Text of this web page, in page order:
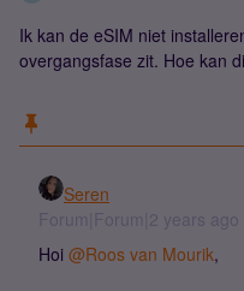
Ik kan de eSIM niet
overgangsfase zit. Hoe kan
Seren
Forum|Forum|2 years ago
Hoi @Roos van Mourik,